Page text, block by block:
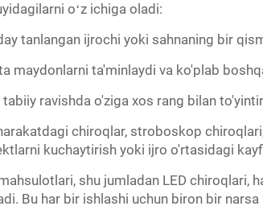
oʻz ichiga oladi:
tanlangan ijrochi yoki sahnaning bir
maydonlarni ta'minlaydi va ko'plab
ravishda o'ziga xos rang bilan
chiroqlar, stroboskop
kuchaytirish yoki ijro o'rtasidagi
shu jumladan LED chiroqlari,
Bu har bir ishlashi uchun biron bir